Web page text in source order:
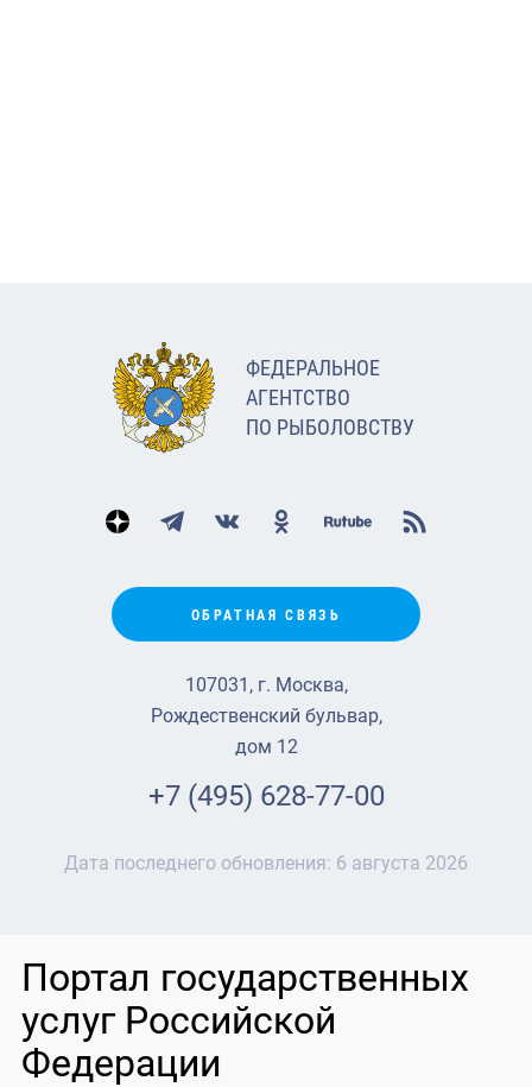
ФЕДЕРАЛЬНОЕ
АГЕНТСТВО
ПО РЫБОЛОВСТВУ
ОБРАТНАЯ СВЯЗЬ
107031, г. Москва,
Рождественский бульвар,
дом 12
+7 (495) 628-77-00
Дата последнего обновления: 6 августа 2026
Портал государственных
услуг Российской
Федерации